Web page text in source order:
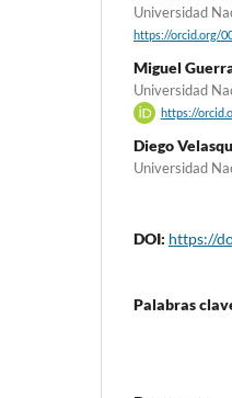
Universidad
https://orcid.org/
Miguel
Universidad
https://
Diego
Universidad
DOI: https://
Palabras